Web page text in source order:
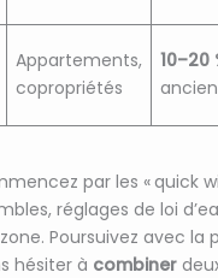
Appartements,
copropriétés
10–20
par les « quick
réglages de loi
Poursuivez avec la
hésiter à combiner